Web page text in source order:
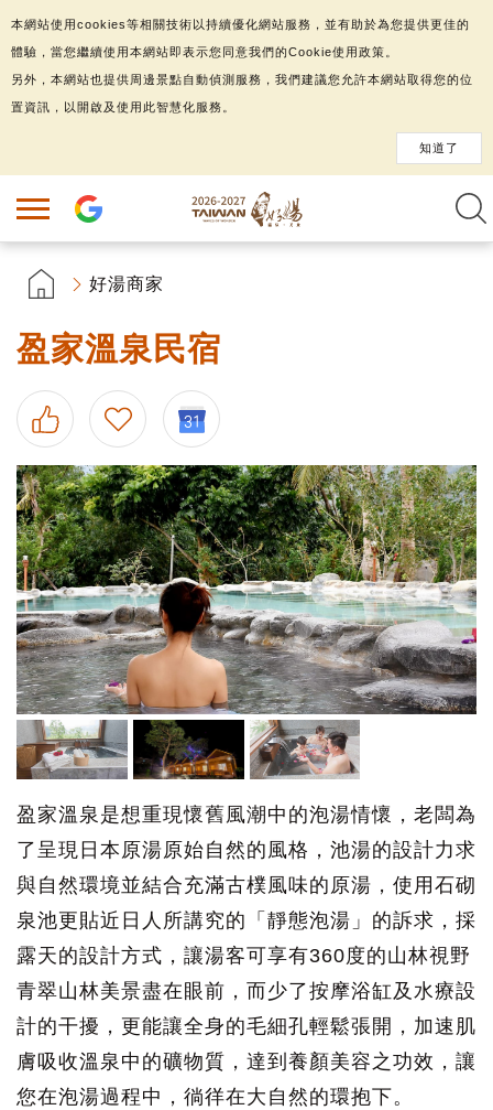
好湯商家
盈家溫泉民宿
盈家溫泉是想重現懷舊風潮中的泡湯情懷，老闆為
了呈現日本原湯原始自然的風格，池湯的設計力求
與自然環境並結合充滿古樸風味的原湯，使用石砌
泉池更貼近日人所講究的「靜態泡湯」的訴求，採
露天的設計方式，讓湯客可享有360度的山林視野
青翠山林美景盡在眼前，而少了按摩浴缸及水療設
計的干擾，更能讓全身的毛細孔輕鬆張開，加速肌
膚吸收溫泉中的礦物質，達到養顏美容之功效，讓
您在泡湯過程中，徜徉在大自然的環抱下。
本網站使用cookies等相關技術以持續優化網站服務，並有助於為您提供更佳的
體驗，當您繼續使用本網站即表示您同意我們的Cookie使用政策。
另外，本網站也提供周邊景點自動偵測服務，我們建議您允許本網站取得您的位
置資訊，以開啟及使用此智慧化服務。
知道了